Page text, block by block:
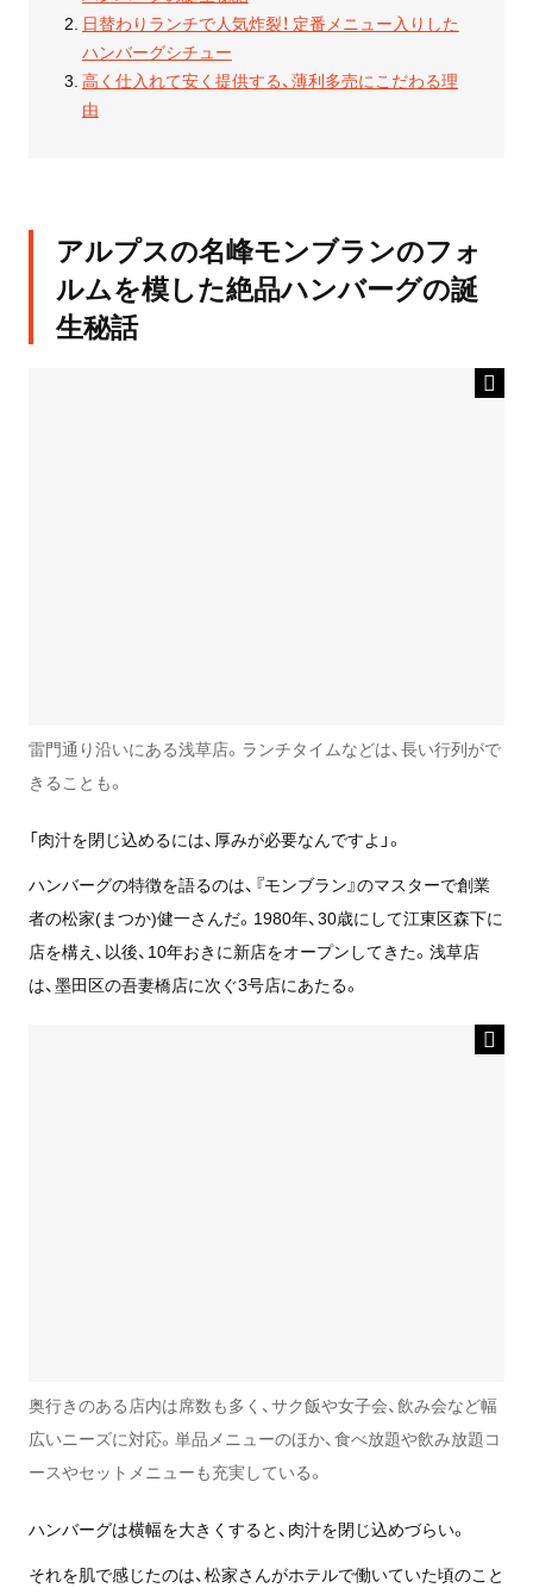
日替わりランチで人気炸裂！ 定番メニュー入りした
ハンバーグシチュー
高く仕入れて安く提供する、薄利多売にこだわる理
由
アルプスの名峰モンブランのフォ
ルムを模した絶品ハンバーグの誕
生秘話
雷門通り沿いにある浅草店。ランチタイムなどは、長い行列がで
きることも。
「肉汁を閉じ込めるには、厚みが必要なんですよ」。
ハンバーグの特徴を語るのは、『モンブラン』のマスターで創業
者の松家(まつか)健一さんだ。1980年、30歳にして江東区森下に
店を構え、以後、10年おきに新店をオープンしてきた。浅草店
は、墨田区の吾妻橋店に次ぐ3号店にあたる。
奥行きのある店内は席数も多く、サク飯や女子会、飲み会など幅
広いニーズに対応。単品メニューのほか、食べ放題や飲み放題コ
ースやセットメニューも充実している。
ハンバーグは横幅を大きくすると、肉汁を閉じ込めづらい。
それを肌で感じたのは、松家さんがホテルで働いていた頃のこと